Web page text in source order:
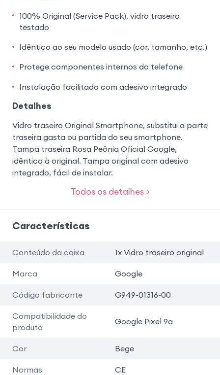
100% Original (Service Pack), vidro traseiro
testado
Idêntico ao seu modelo usado (cor, tamanho, etc.)
Protege componentes internos do telefone
Instalação facilitada com adesivo integrado
Detalhes
Vidro traseiro Original Smartphone, substitui a parte
traseira gasta ou partida do seu smartphone.
Tampa traseira Rosa Peônia Oficial Google,
idêntica à original. Tampa original com adesivo
integrado, fácil de instalar.
Todos os detalhes >
Características
Conteúdo da caixa 1x Vidro traseiro original
Marca Google
Código fabricante G949-01316-00
Compatibilidade do
produto
Google Pixel 9a
Cor Bege
Normas CE